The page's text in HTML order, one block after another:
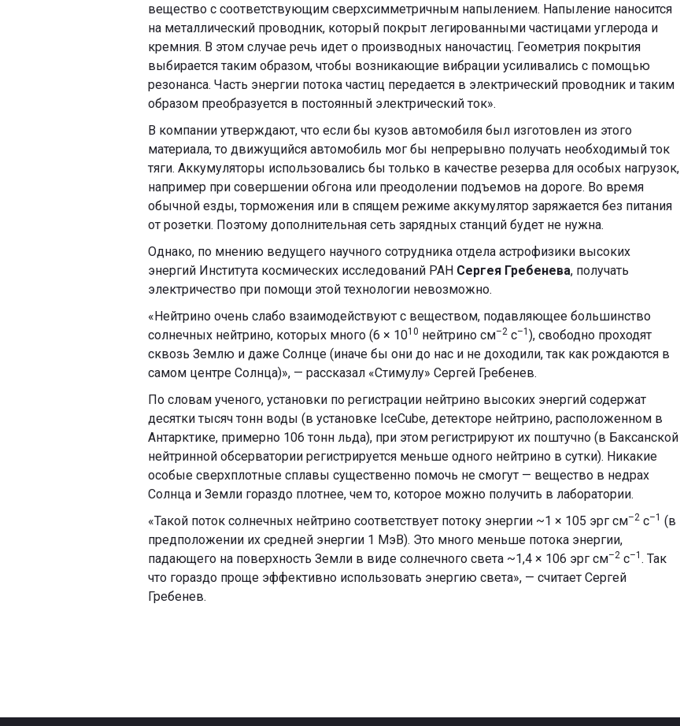
вещество с соответствующим сверхсимметричным напылением. Напыление наносится
на металлический проводник, который покрыт легированными частицами углерода и
кремния. В этом случае речь идет о производных наночастиц. Геометрия покрытия
выбирается таким образом, чтобы возникающие вибрации усиливались с помощью
резонанса. Часть энергии потока частиц передается в электрический проводник и таким
образом преобразуется в постоянный электрический ток».
В компании утверждают, что если бы кузов автомобиля был изготовлен из этого
материала, то движущийся автомобиль мог бы непрерывно получать необходимый ток
тяги. Аккумуляторы использовались бы только в качестве резерва для особых нагрузок,
например при совершении обгона или преодолении подъемов на дороге. Во время
обычной езды, торможения или в спящем режиме аккумулятор заряжается без питания
от розетки. Поэтому дополнительная сеть зарядных станций будет не нужна.
Однако, по мнению ведущего научного сотрудника отдела астрофизики высоких
энергий Института космических исследований РАН Сергея Гребенева, получать
электричество при помощи этой технологии невозможно.
«Нейтрино очень слабо взаимодействуют с веществом, подавляющее большинство
солнечных нейтрино, которых много (6 × 1010 нейтрино см–2с–1 ), свободно проходят
сквозь Землю и даже Солнце (иначе бы они до нас и не доходили, так как рождаются в
самом центре Солнца)», — рассказал «Стимулу» Сергей Гребенев.
По словам ученого, установки по регистрации нейтрино высоких энергий содержат
десятки тысяч тонн воды (в установке IceCube, детекторе нейтрино, расположенном в
Антарктике, примерно 106 тонн льда), при этом регистрируют их поштучно (в Баксанской
нейтринной обсерватории регистрируется меньше одного нейтрино в сутки). Никакие
особые сверхплотные сплавы существенно помочь не смогут — вещество в недрах
Солнца и Земли гораздо плотнее, чем то, которое можно получить в лаборатории.
«Такой поток солнечных нейтрино соответствует потоку энергии ~1 × 105 эрг см–2с–1 (в
предположении их средней энергии 1 МэВ). Это много меньше потока энергии,
падающего на поверхность Земли в виде солнечного света ~1,4 × 106 эрг см–2с–1 . Так
что гораздо проще эффективно использовать энергию света», — считает Сергей
Гребенев.